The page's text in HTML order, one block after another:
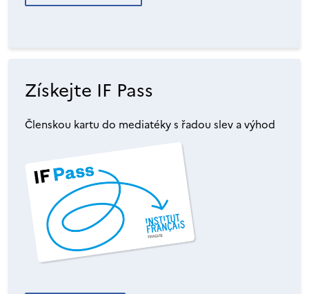
Získejte IF Pass
Členskou kartu do mediatéky s řadou slev a výhod